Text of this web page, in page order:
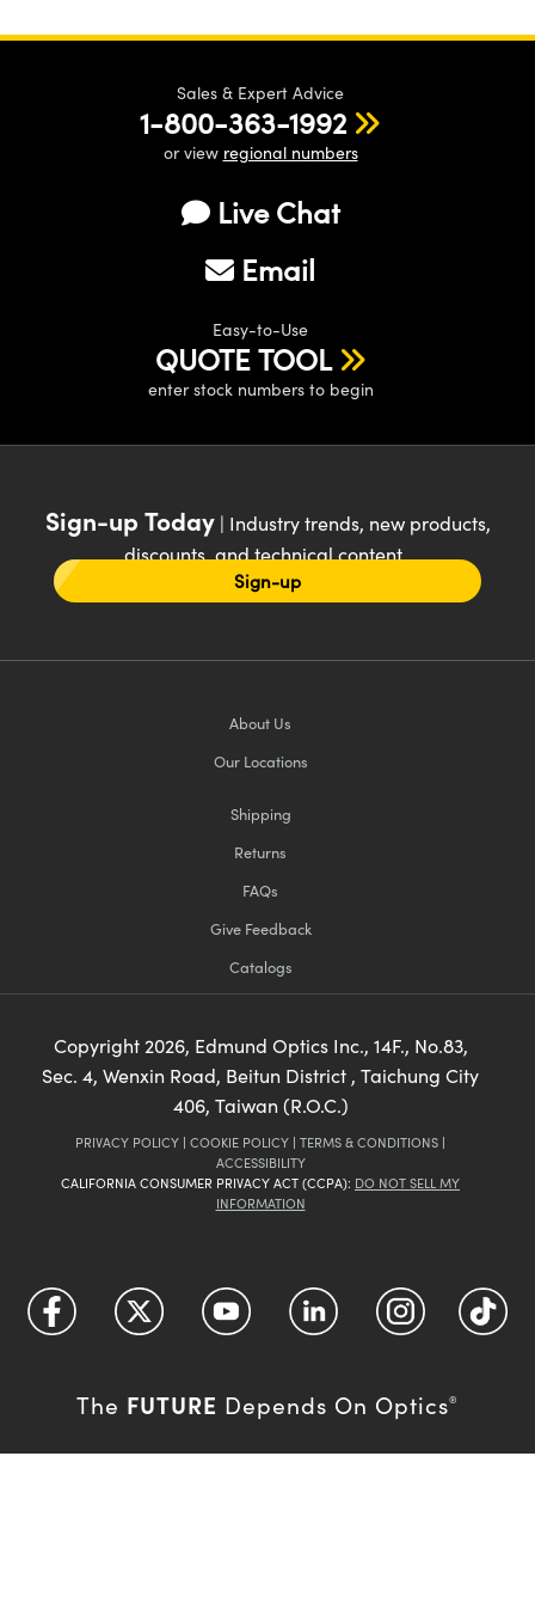
Sales & Expert Advice
1-800-363-1992
or view regional numbers
Live Chat
Email
Easy-to-Use
QUOTE TOOL
enter stock numbers to begin
Sign-up Today| Industry trends, new products,
discounts, and technical content
Sign-up
About Us
Our Locations
Shipping
Returns
FAQs
Give Feedback
Catalogs
Copyright 2026, Edmund Optics Inc., 14F., No.83,
Sec. 4, Wenxin Road, Beitun District , Taichung City
406, Taiwan (R.O.C.)
PRIVACY POLICY | COOKIE POLICY | TERMS & CONDITIONS |
ACCESSIBILITY
CALIFORNIA CONSUMER PRIVACY ACT (CCPA): DO NOT SELL MY
INFORMATION
The FUTURE Depends On Optics®